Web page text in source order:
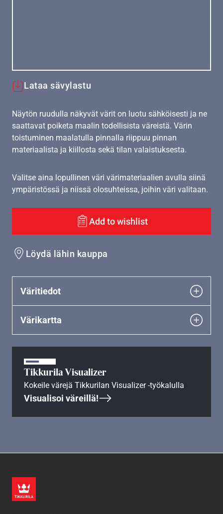
Lataa sävylastu
Näytön ruudulla näkyvät värit on luotu sähköisesti ja ne
saattavat poiketa maalin todellisista väreistä. Värin
toistuminen maalatulla pinnalla riippuu pinnan
materiaalista ja kiillosta sekä tilan valaistuksesta.
Valitse aina lopullinen väri värimateriaalien avulla siinä
ympäristössä ja niissä olosuhteissa, joihin väri valitaan.
Add to wishlist
Löydä lähin kauppa
Väritiedot
Värikartta
Tikkurila Visualizer
Kokeile värejä Tikkurilan Visualizer -työkalulla
Visualisoi väreillä!